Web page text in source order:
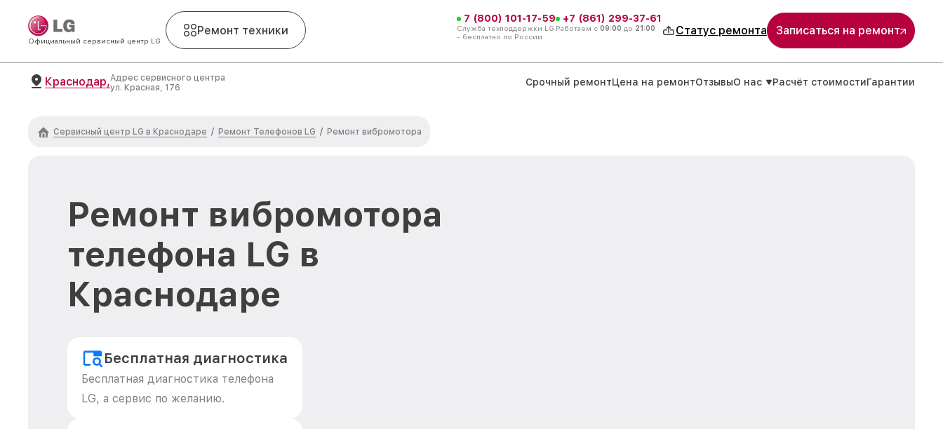
Официальный сервисный центр LG
Ремонт техники
7 (800) 101-17-59
Служба техподдержки LG
- бесплатно по России
+7 (861) 299-37-61
Работаем с 09:00 до 21:00 Статус ремонта Записаться на ремонт
Краснодар,Адрес сервисного центра
ул. Красная, 176
Срочный ремонтЦена на ремонтОтзывыО нас Расчёт стоимостиГарантии
Сервисный центр LG в Краснодаре / Ремонт Телефонов LG / Ремонт вибромотора
Ремонт вибромотора
телефона LG в
Краснодаре
Бесплатная диагностика
Бесплатная диагностика телефона
LG, а сервис по желанию.